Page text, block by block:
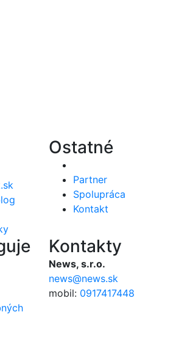
Ostatné
Partner
Spolupráca
Kontakt
Kontakty
News, s.r.o.
news@news.sk
mobil: 0917417448